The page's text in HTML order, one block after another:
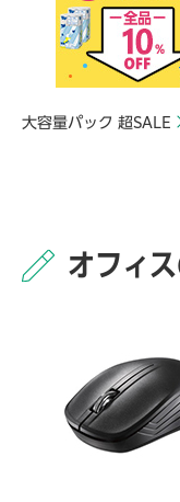
大容量パック 超SALE
オフィ